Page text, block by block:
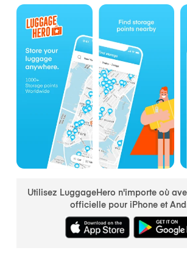
Utilisez LuggageHero n'importe où
officielle pour iPhone et